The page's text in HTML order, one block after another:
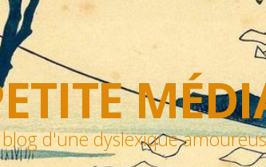
blog d'une dyslexique